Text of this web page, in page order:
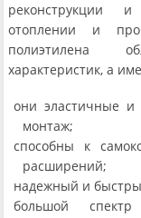
реконструкции
отоплении и
полиэтилена
характеристик, а
они эластичные и
монтаж;
способны к
расширений;
надежный и
большой